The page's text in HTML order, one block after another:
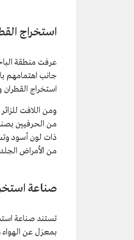
استخراج
عرفت منطقة
جانب اهتمامهم
استخراج
ومن اللافت
من الحرفيين
ذات لون أسود
من الأمراض
صناعة
تستند صناعة
بمعزل عن